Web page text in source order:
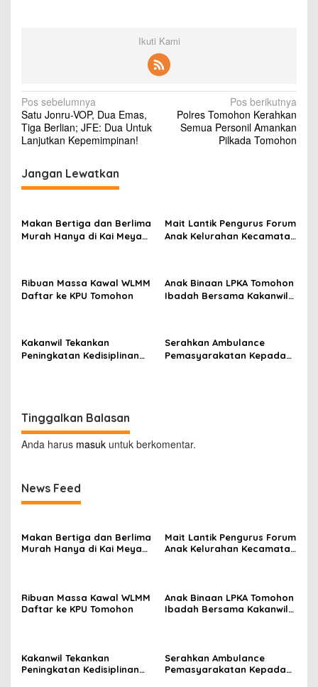
Ikuti Kami
N
a
v
i
g
s
i
o
s
Pos sebelumnya
Satu Jonru-VOP, Dua Emas,
Tiga Berlian; JFE: Dua Untuk
Lanjutkan Kepemimpinan!
Pos berikutnya
Polres Tomohon Kerahkan
Semua Personil Amankan
Pilkada Tomohon
Jangan Lewatkan
Makan Bertiga dan Berlima
Murah Hanya di Kai Meya
Mait Lantik Pengurus Forum
Anak Kelurahan Kecamatan
Ribuan Massa Kawal WLMM
Daftar ke KPU Tomohon
Anak Binaan LPKA Tomohon
Ibadah Bersama Kakanwil
Kakanwil Tekankan
Peningkatan Kedisiplinan
Serahkan Ambulance
Pemasyarakatan Kepada
Tinggalkan Balasan
Anda harus masuk untuk berkomentar.
News Feed
Makan Bertiga dan Berlima
Murah Hanya di Kai Meya
Mait Lantik Pengurus Forum
Anak Kelurahan Kecamatan
Ribuan Massa Kawal WLMM
Daftar ke KPU Tomohon
Anak Binaan LPKA Tomohon
Ibadah Bersama Kakanwil
Kakanwil Tekankan
Peningkatan Kedisiplinan
Serahkan Ambulance
Pemasyarakatan Kepada